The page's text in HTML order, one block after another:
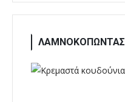
ΛΑΜΝΟΚΟΠΩΝΤΑΣ